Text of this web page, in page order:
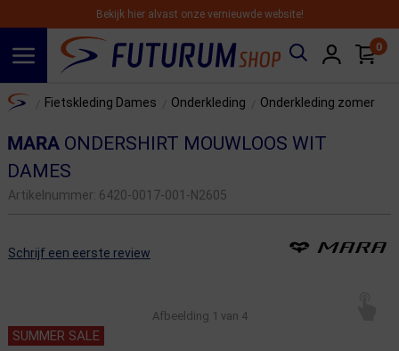
Bekijk hier alvast onze vernieuwde website!
0
Home Fietskleding Dames Onderkleding Onderkleding zomer
MARAONDERSHIRT MOUWLOOS WIT
DAMES
Artikelnummer: 6420-0017-001-N2605
Schrijf een eerste review
Afbeelding 1 van 4
SUMMER SALE